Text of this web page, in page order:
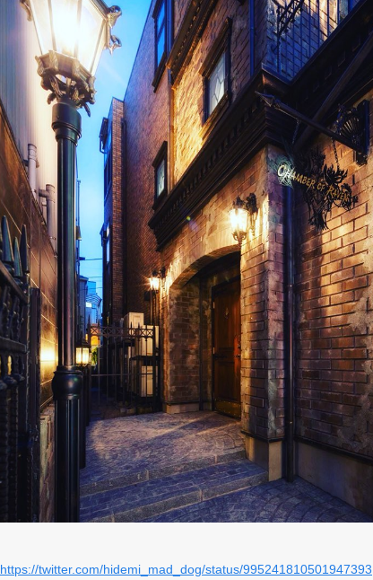
https://twitter.com/hidemi_mad_dog/status/995241810501947393